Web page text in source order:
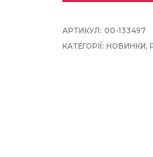
АРТИКУЛ: 00-133497
КАТЕГОРІЇ:НОВИНКИ,